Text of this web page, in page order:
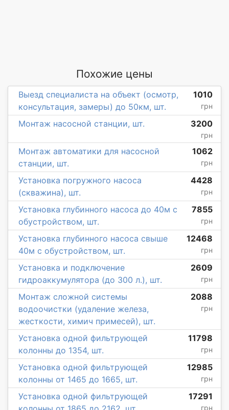
Похожие цены
Выезд специалиста на объект (осмотр,
консультация, замеры) до 50км, шт.
1010
грн
Монтаж насосной станции, шт. 3200
грн
Монтаж автоматики для насосной
станции, шт.
1062
грн
Установка погружного насоса
(скважина), шт.
4428
грн
Установка глубинного насоса до 40м с
обустройством, шт.
7855
грн
Установка глубинного насоса свыше
40м с обустройством, шт.
12468
грн
Установка и подключение
гидроаккумулятора (до 300 л.), шт.
2609
грн
Монтаж сложной системы
водоочистки (удаление железа,
жесткости, химич примесей), шт.
2088
грн
Установка одной фильтрующей
колонны до 1354, шт.
11798
грн
Установка одной фильтрующей
колонны от 1465 до 1665, шт.
12985
грн
Установка одной фильтрующей
17291
грн